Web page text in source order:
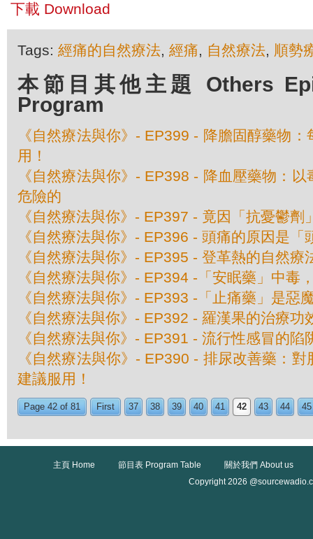
下載 Download
Tags: 經痛的自然療法, 經痛, 自然療法, 順勢
本節目其他主題 Others
Program
《自然療法與你》- EP399 - 降膽固醇藥物
用！
《自然療法與你》- EP398 - 降血壓藥物：
危險的
《自然療法與你》- EP397 - 竟因「抗憂鬱劑
《自然療法與你》- EP396 - 頭痛的原因是「
《自然療法與你》- EP395 - 登革熱的自然療
《自然療法與你》- EP394 -「安眠藥」中毒
《自然療法與你》- EP393 -「止痛藥」是惡
《自然療法與你》- EP392 - 羅漢果的治療功
《自然療法與你》- EP391 - 流行性感冒的陷
《自然療法與你》- EP390 - 排尿改善藥：
建議服用！
Page 42 of 81 First 37 38 39 40 41 42 43 44 45
主頁 Home 節目表 Program Table
關於我們 About us
Copyright 2026